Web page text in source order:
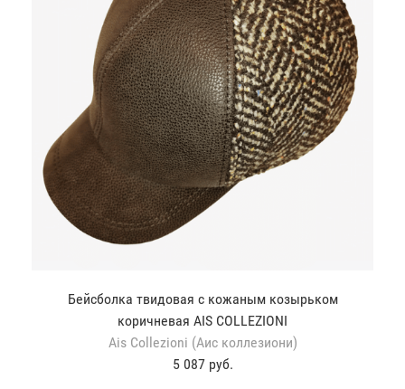
Бейсболка твидовая с кожаным козырьком
коричневая AIS COLLEZIONI
Ais Collezioni (Аис коллезиони)
5 087 руб.